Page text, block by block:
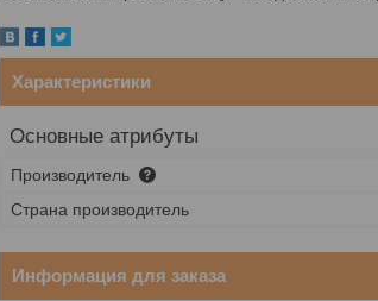
Характеристики
Основные атрибуты
Производитель
Страна производитель
Информация для заказа